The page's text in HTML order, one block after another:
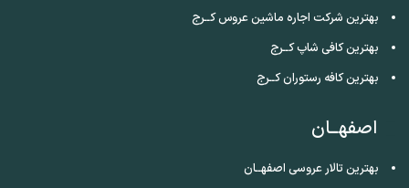
بهترین شرکت اجاره ماشین عروس کــرج
بهترین کافی شاپ کــرج
بهترین کافه رستوران کــرج
اصفهــان
بهترین تالار عروسی اصفهــان